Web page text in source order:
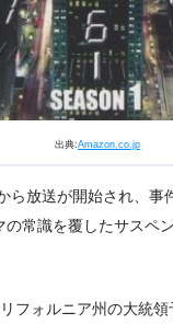
出典:U-NEXT
出典:Amazon.co.jp
ら放送が開始され、事
の常識を覆したサスペ
フォルニア州の大統